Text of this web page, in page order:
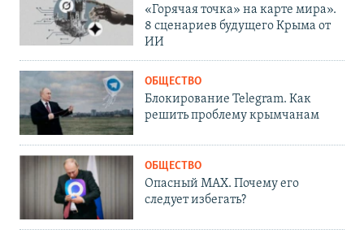
«Горячая точка» на карте мира».
8 сценариев будущего Крыма от
ИИ
ОБЩЕСТВО
Блокирование Telegram. Как
решить проблему крымчанам
ОБЩЕСТВО
Опасный MAX. Почему его
следует избегать?